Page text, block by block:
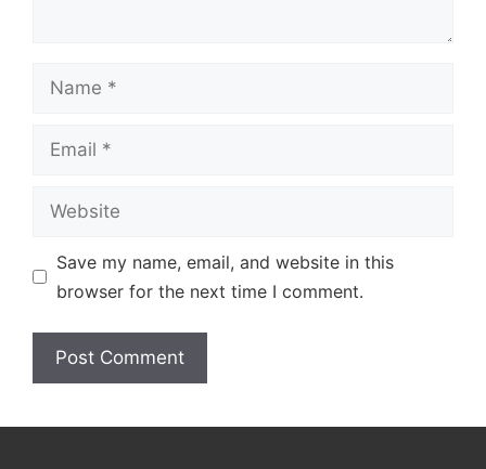
Name
Email
Website
Save my name, email, and website in this
browser for the next time I comment.